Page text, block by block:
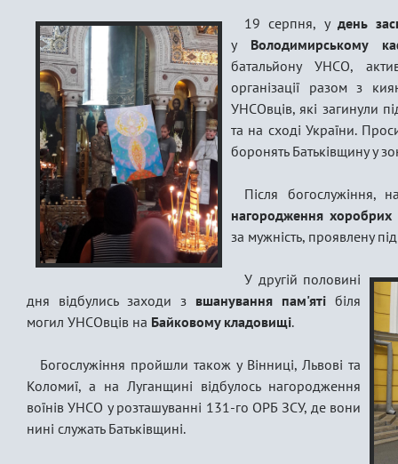
19 серпня, у день
у Володимирському
батальйону УНСО,
організації разом з
УНСОвців, які загинули
та на сході України.
боронять Батьківщину у
Після богослужіння,
нагородження хоробрих
за мужність, проявлену
У другій половині
дня відбулись заходи з вшанування пам'яті біля
могил УНСОвців на Байковому кладовищі.
Богослужіння пройшли також у Вінниці, Львові та
Коломиї, а на Луганщині відбулось нагородження
воїнів УНСО у розташуванні 131-го ОРБ ЗСУ, де вони
нині служать Батьківщині.